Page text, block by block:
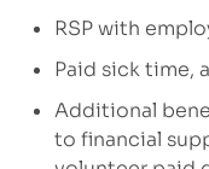
RSP with
Paid sick time,
Additional
to financial